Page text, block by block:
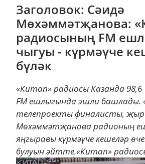
Заголовок: Сәидә
Мөхәммәтҗанова:
радиосының FM
чыгуы - күрмәүче
бүләк
«Китап» радиосы Казанда 98,6
FM ешлыгында эшли башлады.
телепроекты финалисты,
Мөхәммәтҗанова радионың
яңгыравы күрмәүче кешеләр
булуын әйтте.«Китап»